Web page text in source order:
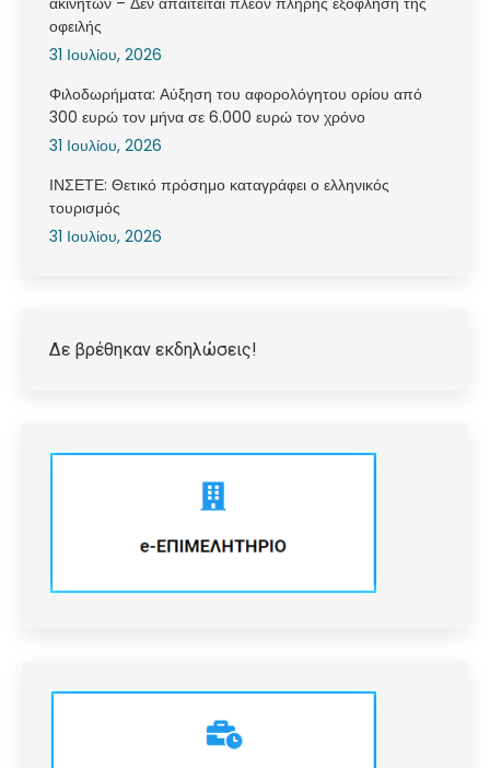
οφειλής
31 Ιουλίου, 2026
Φιλοδωρήματα: Αύξηση του αφορολόγητου ορίου από
300 ευρώ τον μήνα σε 6.000 ευρώ τον χρόνο
31 Ιουλίου, 2026
ΙΝΣΕΤΕ: Θετικό πρόσημο καταγράφει ο ελληνικός
τουρισμός
31 Ιουλίου, 2026
Δε βρέθηκαν εκδηλώσεις!